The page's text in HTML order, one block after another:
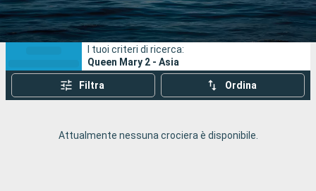
Porti Compagnie
Ricerca
I tuoi criteri di ricerca:
Queen Mary 2 - Asia
Filtra Ordina
Attualmente nessuna crociera è disponibile.